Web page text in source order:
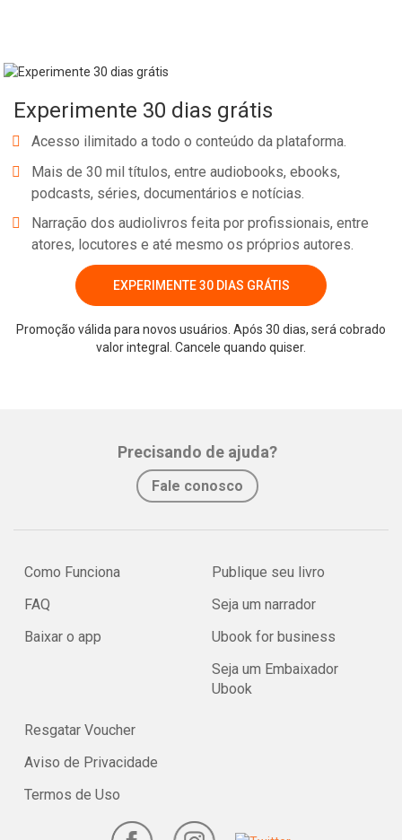
admite que é um assunto complexo e aponta as inúmeras
Experimente 30 dias grátis
Acesso ilimitado a todo o conteúdo da plataforma.
Mais de 30 mil títulos, entre audiobooks, ebooks,
podcasts, séries, documentários e notícias.
Narração dos audiolivros feita por profissionais, entre
atores, locutores e até mesmo os próprios autores.
EXPERIMENTE 30 DIAS GRÁTIS
Promoção válida para novos usuários. Após 30 dias, será cobrado
valor integral. Cancele quando quiser.
Precisando de ajuda?
Fale conosco
Como Funciona
FAQ
Baixar o app
Publique seu livro
Seja um narrador
Ubook for business
Seja um Embaixador
Ubook
Resgatar Voucher
Aviso de Privacidade
Termos de Uso
Whatsapp E-mail